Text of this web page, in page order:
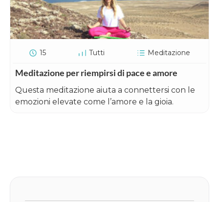
15 Tutti Meditazione
Meditazione per riempirsi di pace e amore
Questa meditazione aiuta a connettersi con le
emozioni elevate come l’amore e la gioia.